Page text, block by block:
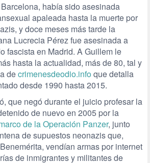
había sido asesinada
apaleada hasta la muerte por
y doce meses más tarde la
Lucrecia Pérez fue asesinada a
fascista en Madrid. A Guillem le
hasta la actualidad, más de 80, tal y
decrimenesdeodio.infoque detalla
desde 1990 hasta 2015.
que negó durante el juicio profesar la
de nuevo en 2005 por la
de la Operación Panzer, junto
de supuestos neonazis que,
vendían armas por internet
de inmigrantes y militantes de